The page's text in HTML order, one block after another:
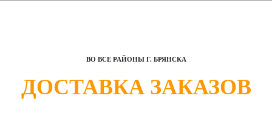
ВО ВСЕ РАЙОНЫ Г. БРЯНСКА
ДОСТАВКА ЗАКАЗОВ